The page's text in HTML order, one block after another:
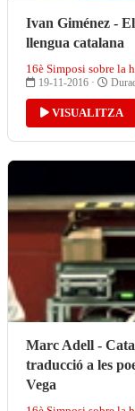
Ivan Giménez -
llengua catalana
16è Simposi sobre la
19-11-2016 ·
VISUALITZA
Marc Adell -
traducció a les
Vega